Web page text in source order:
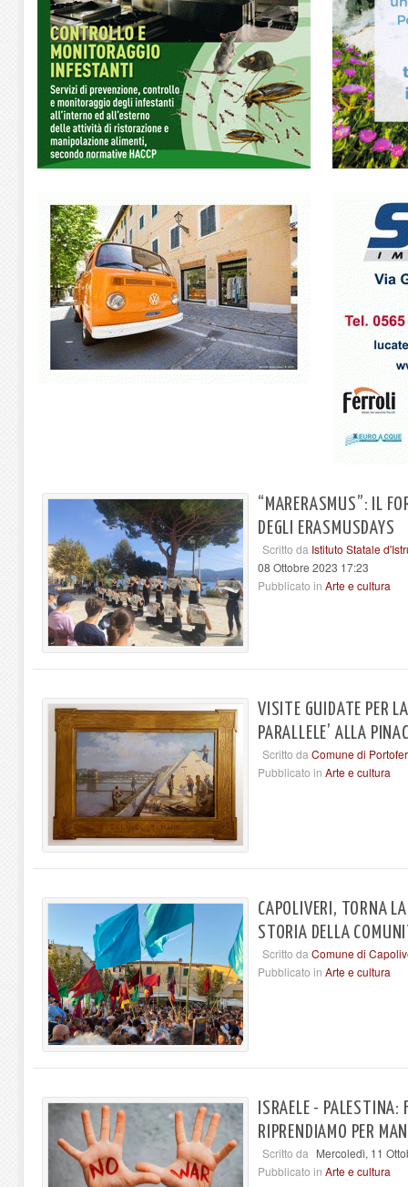
“MARERASMUS”: IL
DEGLI ERASMUSDAYS
Scritto da Istituto Statale
08 Ottobre 2023 17:23
Pubblicato in Arte e cultura
VISITE GUIDATE PER
PARALLELE’ ALLA
Scritto da Comune di
Pubblicato in Arte e cultura
CAPOLIVERI, TORNA
STORIA DELLA
Scritto da Comune di
Pubblicato in Arte e cultura
ISRAELE -
RIPRENDIAMO PER
Scritto da Mercoledì, 11
Pubblicato in Arte e cultura